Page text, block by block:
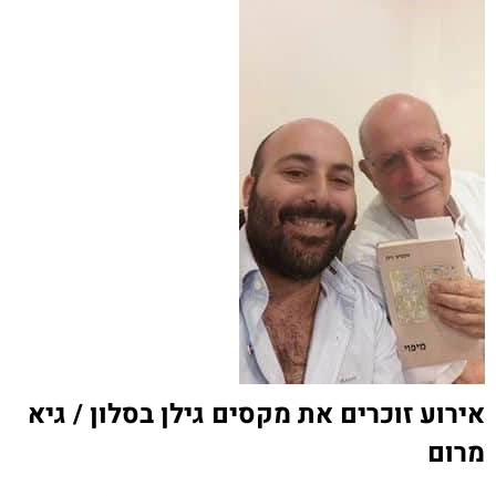
אירוע זוכרים את מקסים גילן בסלון / גיא
מרום